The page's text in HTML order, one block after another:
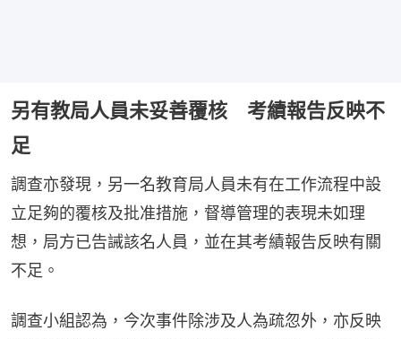
另有教局人員未妥善覆核 考績報告反映不
足
調查亦發現，另一名教育局人員未有在工作流程中設
立足夠的覆核及批准措施，督導管理的表現未如理
想，局方已告誡該名人員，並在其考績報告反映有關
不足。
調查小組認為，今次事件除涉及人為疏忽外，亦反映